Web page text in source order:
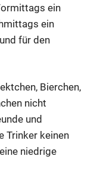
ein
ein
für den
Bierchen,
nicht
und
Trinker keinen
niedrige